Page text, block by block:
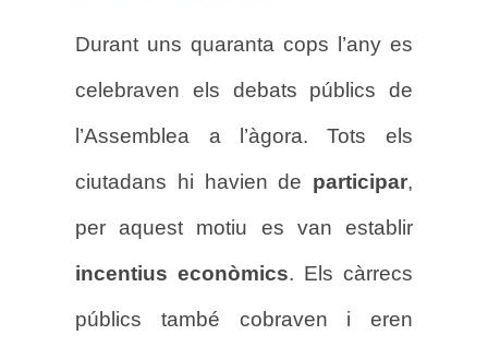
Durant uns quaranta cops l’any es
celebraven els debats públics de
l’Assemblea a l’àgora. Tots els
ciutadans hi havien de participar,
per aquest motiu es van establir
incentius econòmics. Els càrrecs
públics també cobraven i eren